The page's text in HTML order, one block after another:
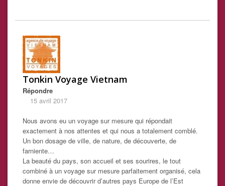
Tonkin Voyage Vietnam
Répondre
15 avril 2017
Nous avons eu un voyage sur mesure qui répondait
exactement à nos attentes et qui nous a totalement comblé.
Un bon dosage de ville, de nature, de découverte, de
farniente…
La beauté du pays, son accueil et ses sourires, le tout
combiné à un voyage sur mesure parfaitement organisé, cela
donne envie de découvrir d’autres pays Europe de l’Est